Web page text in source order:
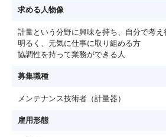
求める人物像
計量という分野に興味を持ち、自分で考え
明るく、元気に仕事に取り組める方
協調性を持って業務ができる人
募集職種
メンテナンス技術者（計量器）
雇用形態